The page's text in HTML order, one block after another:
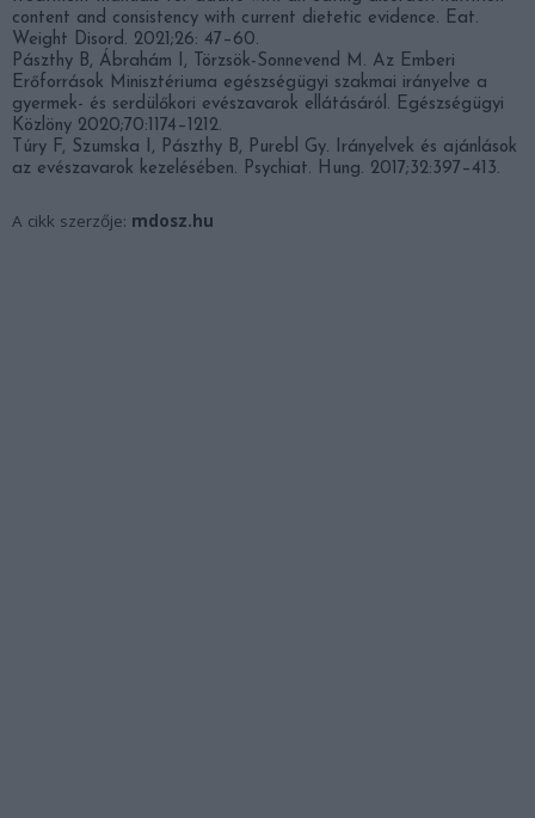
content and consistency with current dietetic evidence. Eat.
Weight Disord. 2021;26: 47–60.
Pászthy B, Ábrahám I, Törzsök-Sonnevend M. Az Emberi
Erőforrások Minisztériuma egészségügyi szakmai irányelve a
gyermek- és serdülőkori evészavarok ellátásáról. Egészségügyi
Közlöny 2020;70:1174–1212.
Túry F, Szumska I, Pászthy B, Purebl Gy. Irányelvek és ajánlások
az evészavarok kezelésében. Psychiat. Hung. 2017;32:397–413.
A cikk szerzője: mdosz.hu